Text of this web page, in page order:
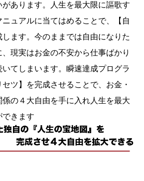
あります。人生を最大限に謳歌す
ュアルに当てはめることで、【自
ます。今のままでは自由になりた
、現実はお金の不安から仕事ばかり
てしまいます。瞬速達成プログラ
ツ】を完成させることで、お金・
の４大自由を手に入れ人生を最大
できます